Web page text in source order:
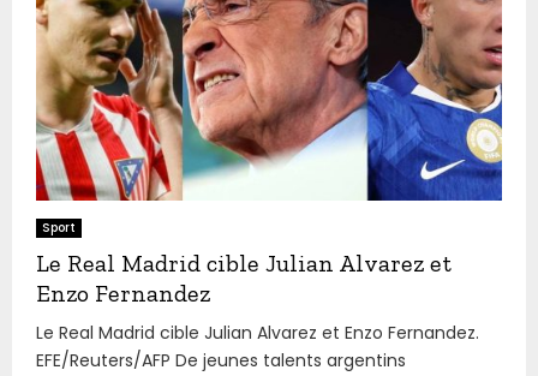
Sport
Le Real Madrid cible Julian Alvarez et
Enzo Fernandez
Le Real Madrid cible Julian Alvarez et Enzo Fernandez.
EFE/Reuters/AFP De jeunes talents argentins